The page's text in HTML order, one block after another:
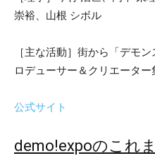
崇裕、山根 シボル
［主な活動］街から「デモ
ロデューサー＆クリエーター
公式サイト
demo!expoのこれ